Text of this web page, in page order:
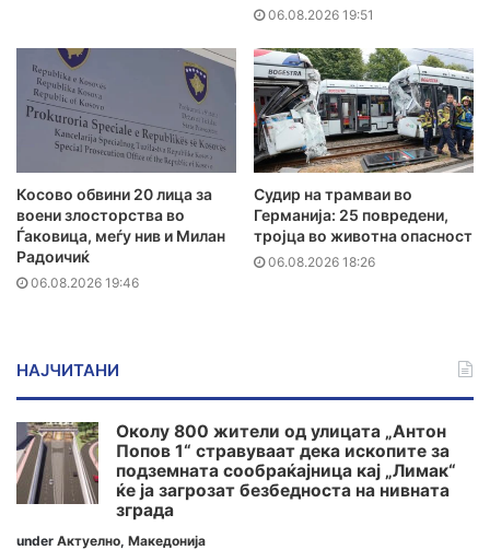
06.08.2026 19:51
Косово обвини 20 лица за
воени злосторства во
Ѓаковица, меѓу нив и Милан
Радоичиќ
06.08.2026 19:46
Судир на трамваи во
Германија: 25 повредени,
тројца во животна опасност
06.08.2026 18:26
НАЈЧИТАНИ
Околу 800 жители од улицата „Антон
Попов 1“ стравуваат дека ископите за
подземната сообраќајница кај „Лимак“
ќе ја загрозат безбедноста на нивната
зграда
under Актуелно, Македонија